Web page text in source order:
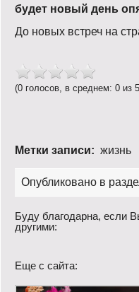
будет новый день
До новых встреч на
(0 голосов, в среднем: 0 из
Метки записи: жизнь
Опубликовано в
Буду благодарна, если
другими:
Еще с сайта: